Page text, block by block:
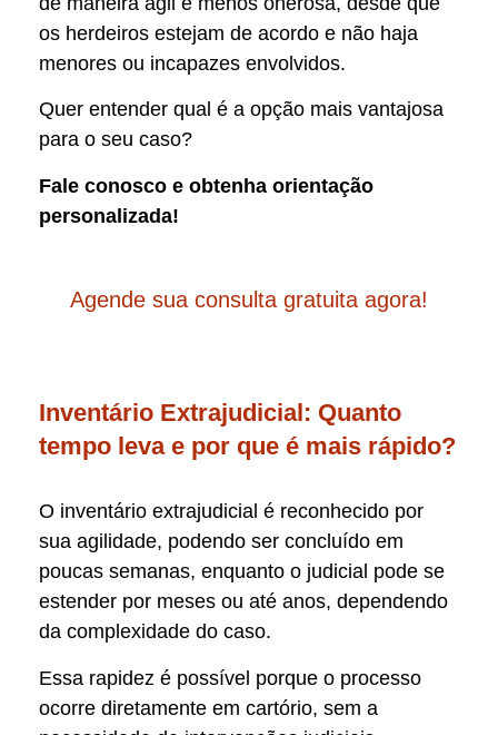
os herdeiros estejam de acordo e não haja
menores ou incapazes envolvidos.
Quer entender qual é a opção mais vantajosa
para o seu caso?
Fale conosco e obtenha orientação
personalizada!
Agende sua consulta gratuita agora!
Inventário Extrajudicial: Quanto
tempo leva e por que é mais rápido?
O inventário extrajudicial é reconhecido por
sua agilidade, podendo ser concluído em
poucas semanas, enquanto o judicial pode se
estender por meses ou até anos, dependendo
da complexidade do caso.
Essa rapidez é possível porque o processo
ocorre diretamente em cartório, sem a